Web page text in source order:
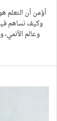
أؤمن أن التعلم
وكيف نساهم
وعالم